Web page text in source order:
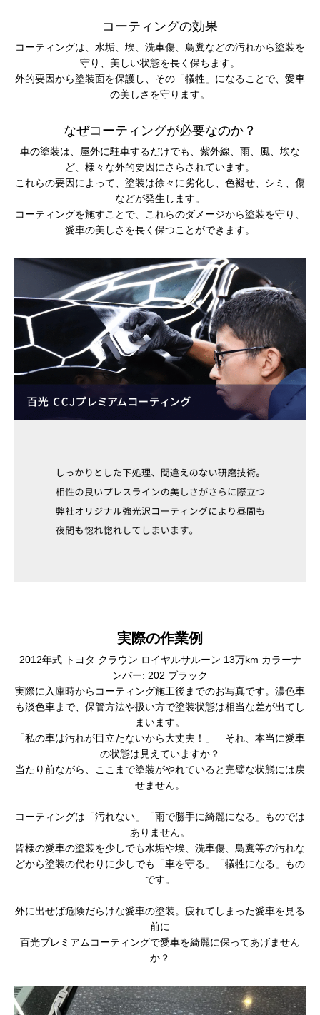
コーティングの効果
コーティングは、水垢、埃、洗車傷、鳥糞などの汚れから塗装を
守り、美しい状態を長く保ちます。
外的要因から塗装面を保護し、その「犠牲」になることで、愛車
の美しさを守ります。
なぜコーティングが必要なのか？
車の塗装は、屋外に駐車するだけでも、紫外線、雨、風、埃な
ど、様々な外的要因にさらされています。
これらの要因によって、塗装は徐々に劣化し、色褪せ、シミ、傷
などが発生します。
コーティングを施すことで、これらのダメージから塗装を守り、
愛車の美しさを長く保つことができます。
実際の作業例
2012年式 トヨタ クラウン ロイヤルサルーン 13万km カラーナ
ンバー: 202 ブラック
実際に入庫時からコーティング施工後までのお写真です。濃色車
も淡色車まで、保管方法や扱い方で塗装状態は相当な差が出てし
まいます。
「私の車は汚れが目立たないから大丈夫！」 それ、本当に愛車
の状態は見えていますか？
当たり前ながら、ここまで塗装がやれていると完璧な状態には戻
せません。
コーティングは「汚れない」「雨で勝手に綺麗になる」ものでは
ありません。
皆様の愛車の塗装を少しでも水垢や埃、洗車傷、鳥糞等の汚れな
どから塗装の代わりに少しでも「車を守る」「犠牲になる」もの
です。
外に出せば危険だらけな愛車の塗装。疲れてしまった愛車を見る
前に
百光プレミアムコーティングで愛車を綺麗に保ってあげません
か？